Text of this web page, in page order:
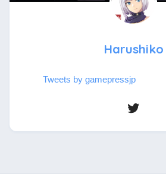
Harushiko
Tweets by gamepressjp